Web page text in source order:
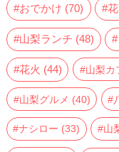
おでかけ (70)
山梨ランチ (48)
花火 (44) 山梨カ
山梨グルメ (40)
ナシロー (33) 山